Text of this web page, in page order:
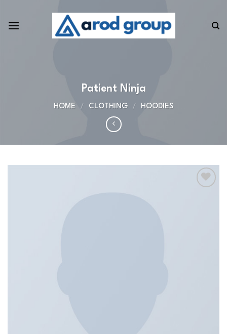
content
Patient Ninja
HOME / CLOTHING / HOODIES